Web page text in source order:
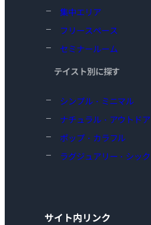
集中エリア
フリースペース
セミナールーム
テイスト別に探す
シンプル・ミニマル
ナチュラル・アウトドア
ポップ・カラフル
ラグジュアリー・シック
サイト内リンク